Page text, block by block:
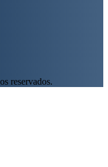
reservados.